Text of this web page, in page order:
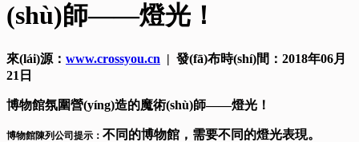
(shù)師——燈光！
來(lái)源： www.crossyou.cn | 發(fā)布時(shí)間：2018年06月
21日
博物館氛圍營(yíng)造的魔術(shù)師——燈光！
博物館陳列公司提示： 不同的博物館，需要不同的燈光表現。